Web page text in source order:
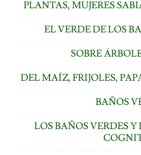
PLANTAS, MUJERES
EL VERDE DE LOS
SOBRE
DEL MAÍZ, FRIJOLES,
BAÑOS
LOS BAÑOS VERDES